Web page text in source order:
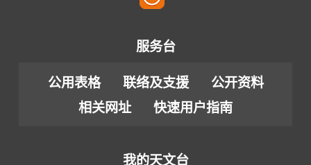
服务台
公用表格 联络及支援
公开资料
相关网址
快速用户指南
我的天文台